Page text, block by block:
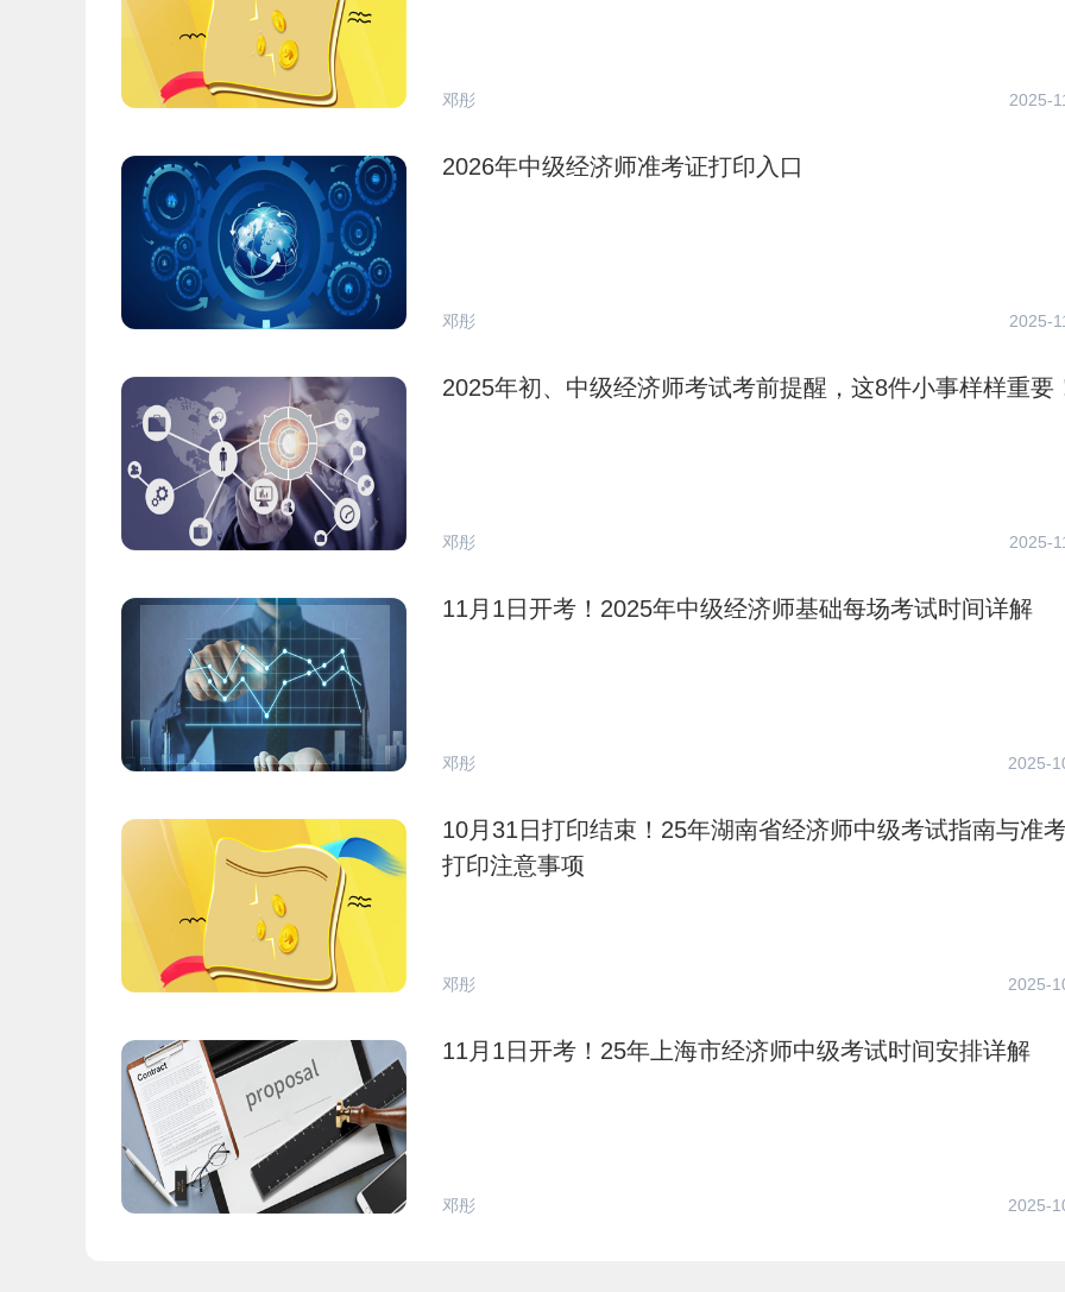
邓彤 2025-
2026年中级经济师准考证打印入口
邓彤 2025-
2025年初、中级经济师考试考前提醒，这8件小事样样重要
邓彤 2025-
11月1日开考！2025年中级经济师基础每场考试时间详解
邓彤 2025-
10月31日打印结束！25年湖南省经济师中级考试指南与准
打印注意事项
邓彤 2025-
11月1日开考！25年上海市经济师中级考试时间安排详解
邓彤 2025-